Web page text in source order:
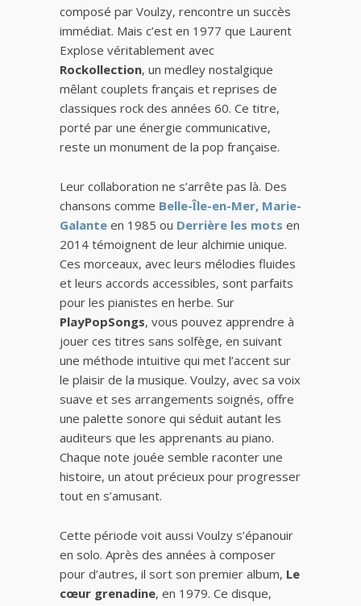
composé par Voulzy, rencontre un succès
immédiat. Mais c’est en 1977 que Laurent
Explose véritablement avec
Rockollection, un medley nostalgique
mêlant couplets français et reprises de
classiques rock des années 60. Ce titre,
porté par une énergie communicative,
reste un monument de la pop française.
Leur collaboration ne s’arrête pas là. Des
chansons comme Belle-Île-en-Mer, Marie-
Galante en 1985 ou Derrière les mots en
2014 témoignent de leur alchimie unique.
Ces morceaux, avec leurs mélodies fluides
et leurs accords accessibles, sont parfaits
pour les pianistes en herbe. Sur
PlayPopSongs, vous pouvez apprendre à
jouer ces titres sans solfège, en suivant
une méthode intuitive qui met l’accent sur
le plaisir de la musique. Voulzy, avec sa voix
suave et ses arrangements soignés, offre
une palette sonore qui séduit autant les
auditeurs que les apprenants au piano.
Chaque note jouée semble raconter une
histoire, un atout précieux pour progresser
tout en s’amusant.
Cette période voit aussi Voulzy s’épanouir
en solo. Après des années à composer
pour d’autres, il sort son premier album, Le
cœur grenadine, en 1979. Ce disque,